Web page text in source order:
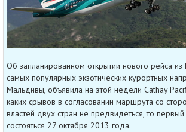
Об запланированном открытии нового рейса из
самых популярных экзотических курортных
Мальдивы, объявила на этой недели Cathay
каких срывов в согласовании маршрута со
властей двух стран не предвидеться, то
состояться 27 октября 2013 года.